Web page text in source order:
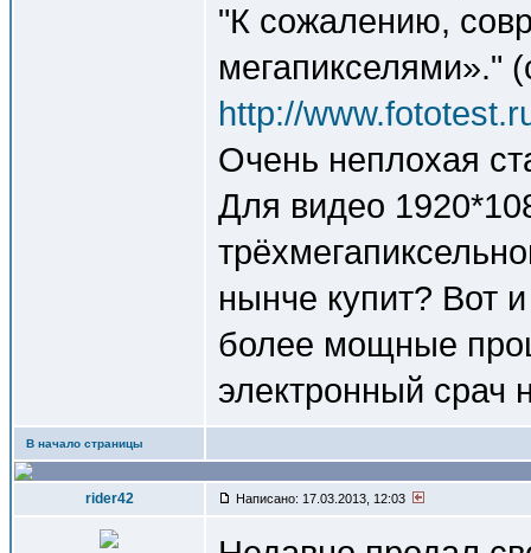
"К сожалению,
мегапикселями»."
http://
Очень неплохая
Для видео
нынче купит? Вот
более мощные
электронный срач
В начало страницы
rider42 Написано: 17.03.2013, 12:03